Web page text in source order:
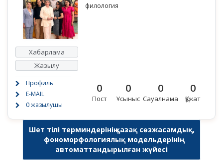
Хабарлама
Жазылу
Профиль
E-MAIL
0 жазылушы
филология
0
Пост
0
Ұсыныс
0
Сауалнама
0
Құжат
Шет тілі терминдерінің қазақ сөзжасамдық,
фономорфологиялық модельдерінің
автоматтандырылған жүйесі